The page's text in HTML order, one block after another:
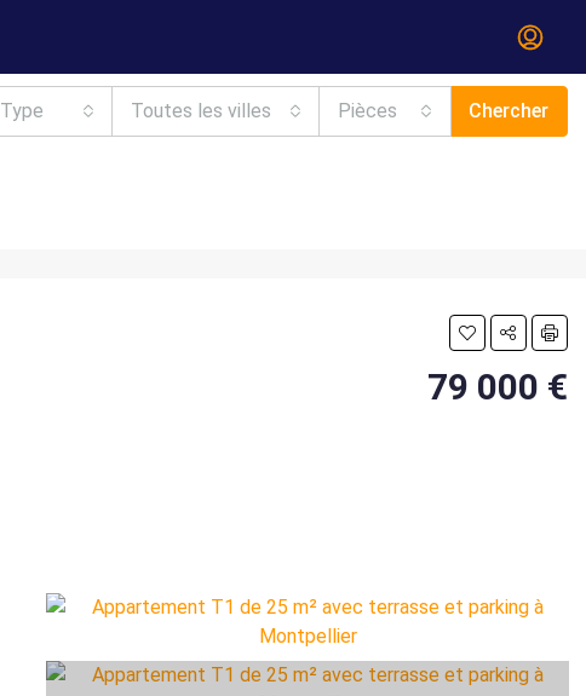
Type Toutes les villes Pièces Chercher
79 000 €